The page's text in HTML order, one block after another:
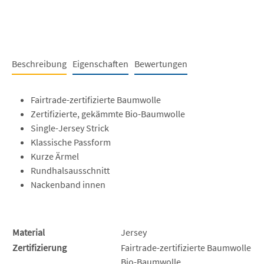
Beschreibung Eigenschaften Bewertungen
Fairtrade-zertifizierte Baumwolle
Zertifizierte, gekämmte Bio-Baumwolle
Single-Jersey Strick
Klassische Passform
Kurze Ärmel
Rundhalsausschnitt
Nackenband innen
Material
Jersey
Zertifizierung
Fairtrade-zertifizierte Baumwolle
Bio-Baumwolle